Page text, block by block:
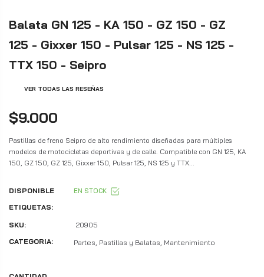
Balata GN 125 - KA 150 - GZ 150 - GZ
125 - Gixxer 150 - Pulsar 125 - NS 125 -
TTX 150 - Seipro
VER TODAS LAS RESEÑAS
$9.000
Pastillas de freno Seipro de alto rendimiento diseñadas para múltiples
modelos de motocicletas deportivas y de calle. Compatible con GN 125, KA
150, GZ 150, GZ 125, Gixxer 150, Pulsar 125, NS 125 y TTX...
DISPONIBLE EN STOCK
ETIQUETAS:
SKU:
20905
CATEGORIA:
Partes, Pastillas y Balatas, Mantenimiento